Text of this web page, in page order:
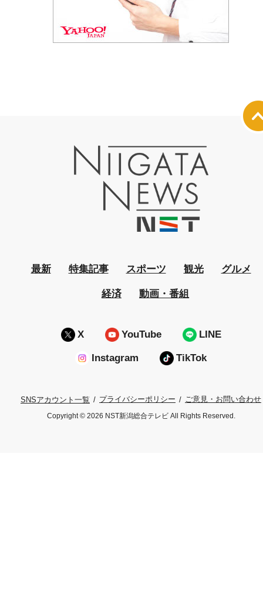
最新 特集記事 スポーツ 観光 グルメ
経済 動画・番組
X YouTube LINE
Instagram TikTok
SNSアカウント一覧 プライバシーポリシー ご意見・お問い合わせ
Copyright © 2026 NST新潟総合テレビ All Rights Reserved.